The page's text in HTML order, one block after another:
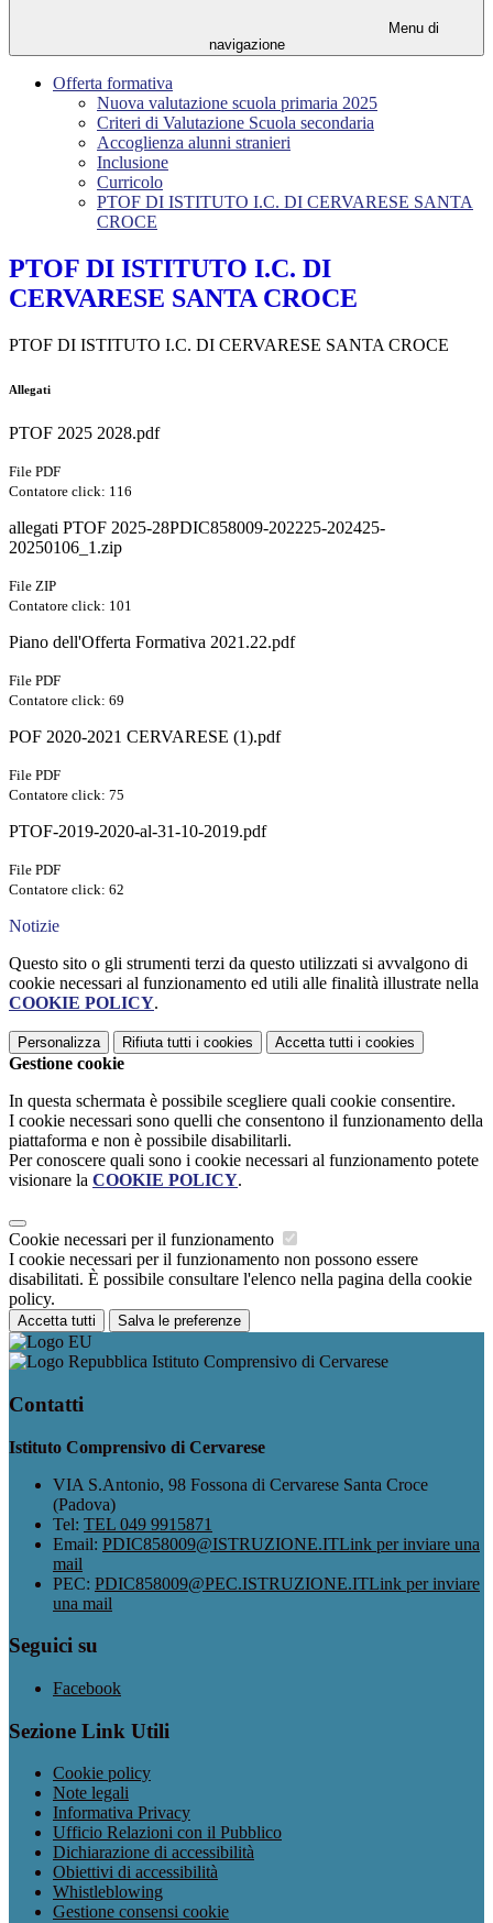
Menu di
navigazione
Offerta formativa
Nuova valutazione scuola primaria 2025
Criteri di Valutazione Scuola secondaria
Accoglienza alunni stranieri
Inclusione
Curricolo
PTOF DI ISTITUTO I.C. DI CERVARESE SANTA
CROCE
PTOF DI ISTITUTO I.C. DI
CERVARESE SANTA CROCE
PTOF DI ISTITUTO I.C. DI CERVARESE SANTA CROCE
Allegati
PTOF 2025 2028.pdf
File PDF
Contatore click: 116
allegati PTOF 2025-28PDIC858009-202225-202425-
20250106_1.zip
File ZIP
Contatore click: 101
Piano dell'Offerta Formativa 2021.22.pdf
File PDF
Contatore click: 69
POF 2020-2021 CERVARESE (1).pdf
File PDF
Contatore click: 75
PTOF-2019-2020-al-31-10-2019.pdf
File PDF
Contatore click: 62
Notizie
Questo sito o gli strumenti terzi da questo utilizzati si avvalgono di
cookie necessari al funzionamento ed utili alle finalità illustrate nella
COOKIE POLICY.
Personalizza Rifiuta tutti i cookies Accetta tutti i cookies
Gestione cookie
In questa schermata è possibile scegliere quali cookie consentire.
I cookie necessari sono quelli che consentono il funzionamento della
piattaforma e non è possibile disabilitarli.
Per conoscere quali sono i cookie necessari al funzionamento potete
visionare la COOKIE POLICY.
Cookie necessari per il funzionamento
I cookie necessari per il funzionamento non possono essere
disabilitati. È possibile consultare l'elenco nella pagina della cookie
policy.
Accetta tutti Salva le preferenze
Istituto Comprensivo di Cervarese
Contatti
Istituto Comprensivo di Cervarese
VIA S.Antonio, 98 Fossona di Cervarese Santa Croce
(Padova)
Tel: TEL 049 9915871
Email: PDIC858009@ISTRUZIONE.ITLink per inviare una
mail
PEC: PDIC858009@PEC.ISTRUZIONE.ITLink per inviare
una mail
Seguici su
Facebook
Sezione Link Utili
Cookie policy
Note legali
Informativa Privacy
Ufficio Relazioni con il Pubblico
Dichiarazione di accessibilità
Obiettivi di accessibilità
Whistleblowing
Gestione consensi cookie